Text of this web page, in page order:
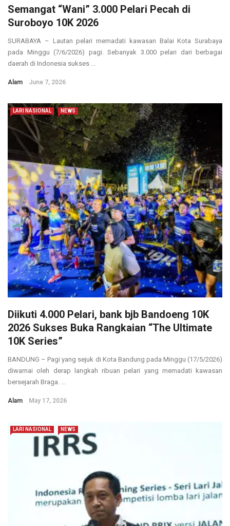
Semangat “Wani” 3.000 Pelari Pecah di
Suroboyo 10K 2026
SURABAYA – Lautan pelari memadati kawasan Balai Kota Surabaya
pada Minggu (7/6/2026) pagi. Sebanyak 3.000 pelari dari berbagai
daerah di Indonesia sukses ...
Alam June 7, 2026
LARI NASIONAL NEWS
Diikuti 4.000 Pelari, bank bjb Bandoeng 10K
2026 Sukses Buka Rangkaian “The Ultimate
10K Series”
BANDUNG – Pagi yang sejuk di Kota Bandung pada Minggu (17/5/2026)
diwarnai oleh derap langkah ribuan pelari yang memadati kawasan
bersejarah Braga. ...
Alam May 17, 2026
LARI NASIONAL NEWS